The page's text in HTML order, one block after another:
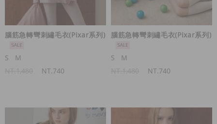
腦筋急轉彎刺繡毛衣(Pixar系列)
S
M
NT.740
腦筋急轉彎刺繡毛衣(Pixar系列)
S
M
NT.740